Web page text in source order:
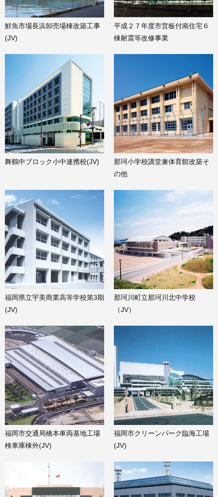
鮮魚市場長浜卸売場棟改築工事
(JV)
平成２７年度市営板付南住宅６
棟耐震等改修事業
舞鶴中ブロック小中連携校(JV)
那珂小学校講堂兼体育館改築そ
の他
福岡県立宇美商業高等学校第3期
(JV)
那珂川町立那珂川北中学校
（JV）
福岡市交通局橋本車両基地工場
検車庫棟外(JV)
福岡市クリーンパーク臨海工場
(JV)